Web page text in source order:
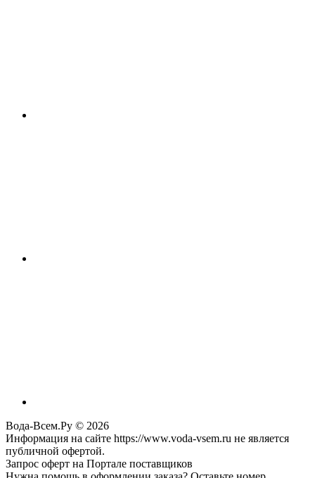
Вода-Всем.Ру © 2026
Информация на сайте https://www.voda-vsem.ru не является
публичной офертой.
Запрос оферт на Портале поставщиков